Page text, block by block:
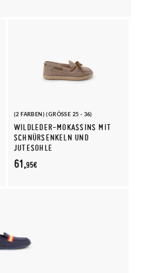
(2 FARBEN) (GRÖSSE 25 - 36)
WILDLEDER-MOKASSINS MIT
SCHNÜRSENKELN UND
JUTESOHLE
61,95€